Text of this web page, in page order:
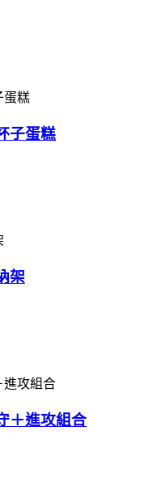
子蛋糕
架
＋進攻組合